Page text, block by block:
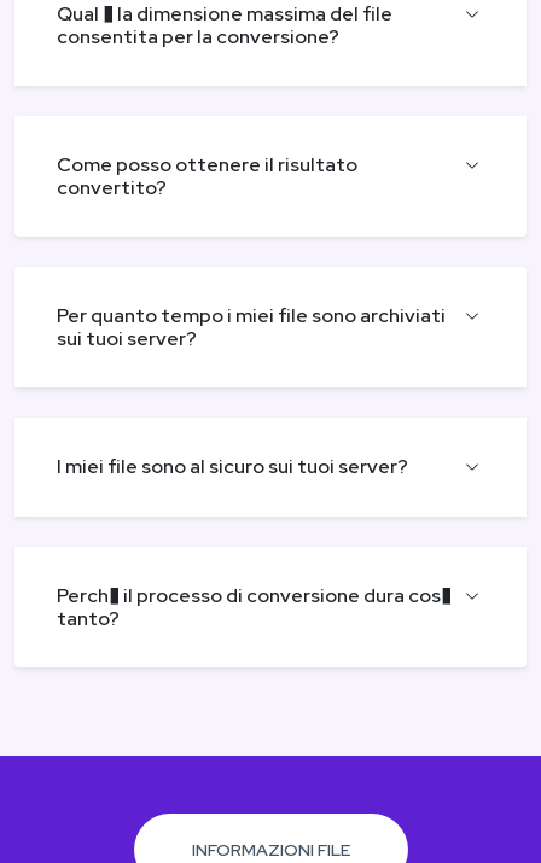
Qual � la dimensione massima del file
consentita per la conversione?
Come posso ottenere il risultato
convertito?
Per quanto tempo i miei file sono archiviati
sui tuoi server?
I miei file sono al sicuro sui tuoi server?
Perch� il processo di conversione dura cos�
tanto?
INFORMAZIONI FILE